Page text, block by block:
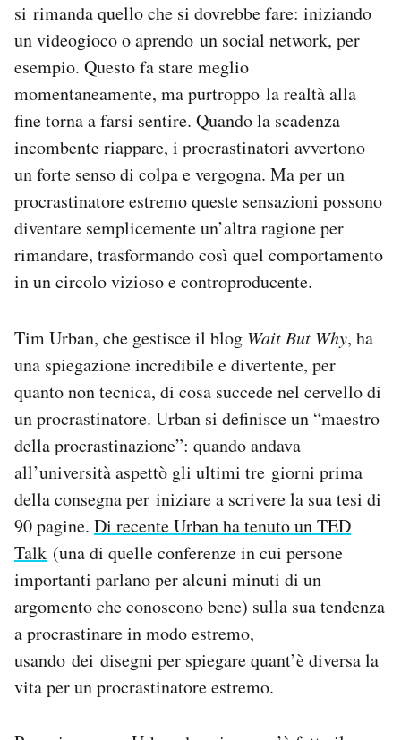
si rimanda quello che si dovrebbe fare: iniziando
un videogioco o aprendo un social network, per
esempio. Questo fa stare meglio
momentaneamente, ma purtroppo la realtà alla
fine torna a farsi sentire. Quando la scadenza
incombente riappare, i procrastinatori avvertono
un forte senso di colpa e vergogna. Ma per un
procrastinatore estremo queste sensazioni possono
diventare semplicemente un’altra ragione per
rimandare, trasformando così quel comportamento
in un circolo vizioso e controproducente.
Tim Urban, che gestisce il blog Wait But Why, ha
una spiegazione incredibile e divertente, per
quanto non tecnica, di cosa succede nel cervello di
un procrastinatore. Urban si definisce un “maestro
della procrastinazione”: quando andava
all’università aspettò gli ultimi tre giorni prima
della consegna per iniziare a scrivere la sua tesi di
90 pagine. Di recente Urban ha tenuto un TED
Talk (una di quelle conferenze in cui persone
importanti parlano per alcuni minuti di un
argomento che conoscono bene) sulla sua tendenza
a procrastinare in modo estremo,
usando dei disegni per spiegare quant’è diversa la
vita per un procrastinatore estremo.